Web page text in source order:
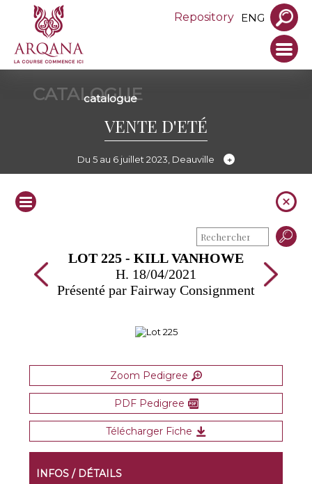
Repository ENG
CATALOGUE
catalogue
VENTE D'ETÉ
Du 5 au 6 juillet 2023, Deauville
LOT 225 - KILL VANHOWE
H. 18/04/2021
Présenté par Fairway Consignment
Zoom Pedigree
PDF Pedigree
Télécharger Fiche
INFOS / DÉTAILS